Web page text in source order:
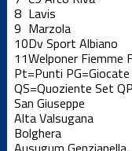
8 Lavis
9 Marzola
10Dv Sport Albiano
11Welponer Fiemme
Pt=Punti PG=Giocate
QS=Quoziente Set
San Giuseppe
Alta Valsugana
Bolghera